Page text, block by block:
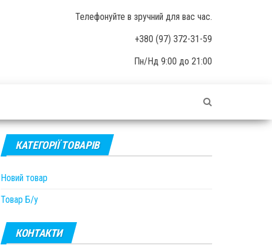
Телефонуйте в зручний для вас час.
+380 (97) 372-31-59
Пн/Нд 9:00 до 21:00
КАТЕГОРІЇ ТОВАРІВ
Новий товар
Товар Б/у
КОНТАКТИ